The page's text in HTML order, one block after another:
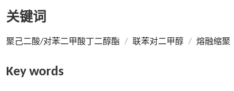
关键词
聚己二酸/对苯二甲酸丁二醇酯 / 联苯对二甲醇 / 熔融缩聚
Key words